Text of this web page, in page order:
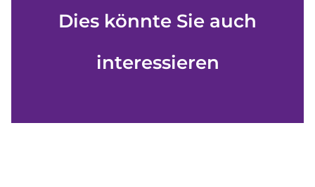
Dies könnte Sie auch
interessieren